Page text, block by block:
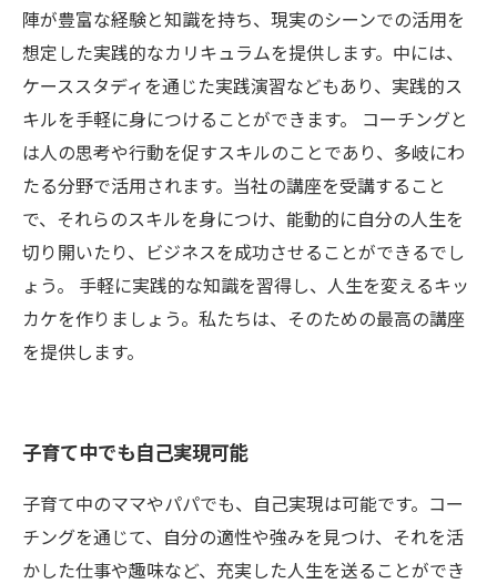
陣が豊富な経験と知識を持ち、現実のシーンでの活用を
想定した実践的なカリキュラムを提供します。中には、
ケーススタディを通じた実践演習などもあり、実践的ス
キルを手軽に身につけることができます。 コーチングと
は人の思考や行動を促すスキルのことであり、多岐にわ
たる分野で活用されます。当社の講座を受講すること
で、それらのスキルを身につけ、能動的に自分の人生を
切り開いたり、ビジネスを成功させることができるでし
ょう。 手軽に実践的な知識を習得し、人生を変えるキッ
カケを作りましょう。私たちは、そのための最高の講座
を提供します。
子育て中でも自己実現可能
子育て中のママやパパでも、自己実現は可能です。コー
チングを通じて、自分の適性や強みを見つけ、それを活
かした仕事や趣味など、充実した人生を送ることができ